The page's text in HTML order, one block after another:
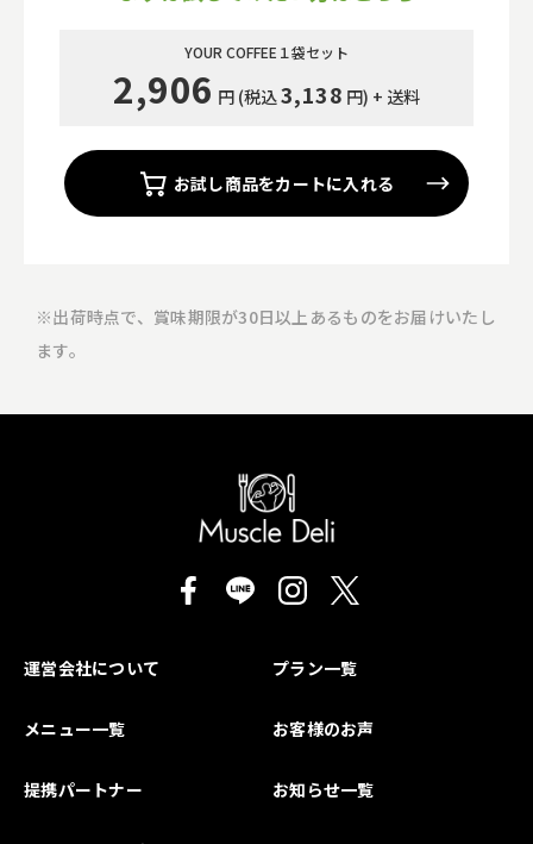
YOUR COFFEE １袋セット
2,906 円 (税込3,138 円) + 送料
お試し商品をカートに入れる
※出荷時点で、賞味期限が30日以上あるものをお届けいたし
ます。
運営会社について プラン一覧
メニュー一覧 お客様のお声
提携パートナー お知らせ一覧